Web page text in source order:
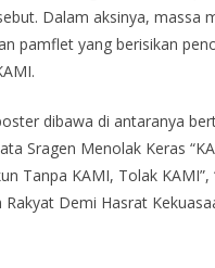
Dalam aksinya, massa
pamflet yang berisikan
dibawa di antaranya
Sragen Menolak Keras
Tanpa KAMI, Tolak KAMI”,
Rakyat Demi Hasrat